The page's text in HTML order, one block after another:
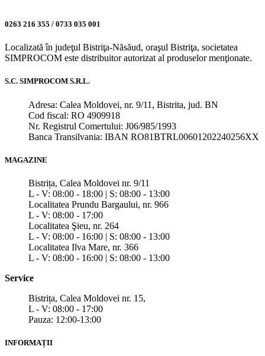
0263 216 355 / 0733 035 001
Localizată în judeţul Bistriţa-Năsăud, oraşul Bistriţa, societatea
SIMPROCOM este distribuitor autorizat al produselor menţionate.
S.C. SIMPROCOM S.R.L.
Adresa: Calea Moldovei, nr. 9/11, Bistrita, jud. BN
Cod fiscal: RO 4909918
Nr. Registrul Comertului: J06/985/1993
Banca Transilvania: IBAN RO81BTRL00601202240256XX
MAGAZINE
Bistrița, Calea Moldovei nr. 9/11
L - V: 08:00 - 18:00 | S: 08:00 - 13:00
Localitatea Prundu Bargaului, nr. 966
L - V: 08:00 - 17:00
Localitatea Şieu, nr. 264
L - V: 08:00 - 16:00 | S: 08:00 - 13:00
Localitatea Ilva Mare, nr. 366
L - V: 08:00 - 16:00 | S: 08:00 - 13:00
Service
Bistrița, Calea Moldovei nr. 15,
L - V: 08:00 - 17:00
Pauza: 12:00-13:00
INFORMAȚII